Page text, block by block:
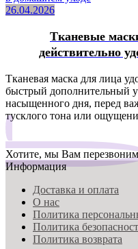
26.04.2026
Тканевые
действительно
Тканевая маска для лица
быстрый дополнительный
насыщенного дня, перед
тусклого тона или
Хотите, мы Вам
Информация
Доставка и оплата
О нас
Политика
Политика
Политика возврата